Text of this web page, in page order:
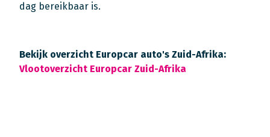
dag bereikbaar is.
Bekijk overzicht Europcar auto's Zuid-Afrika:
Vlootoverzicht Europcar Zuid-Afrika